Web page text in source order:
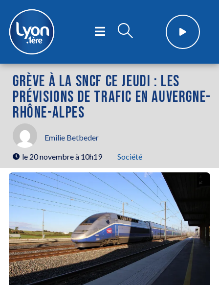
GRÈVE À LA SNCF CE JEUDI : LES
PRÉVISIONS DE TRAFIC EN AUVERGNE-
RHÔNE-ALPES
Emilie Betbeder
le 20 novembre à 10h19 Société